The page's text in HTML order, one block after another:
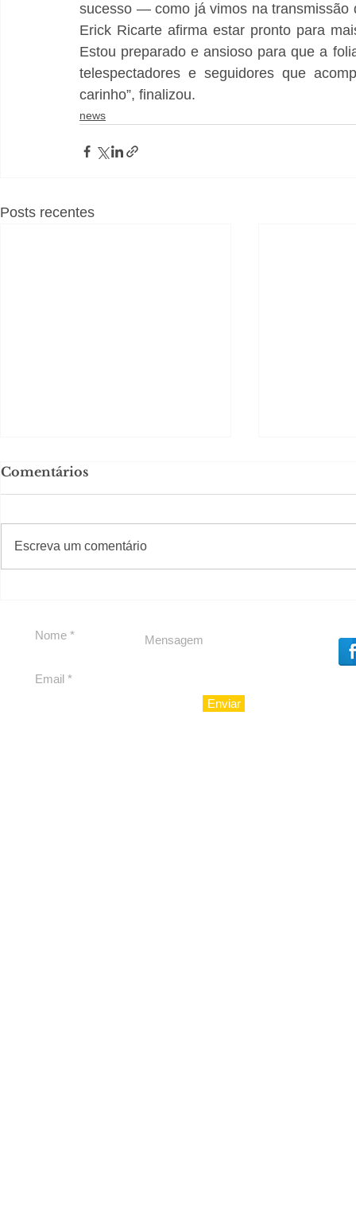
sucesso — como já vimos na transmissão
Erick Ricarte afirma estar pronto para
Estou preparado e ansioso para que a
telespectadores e seguidores que
carinho”, finalizou.
news
Posts recentes
para São Paulo
Comentários
Escreva um comentário
#Sugestões
Enviar